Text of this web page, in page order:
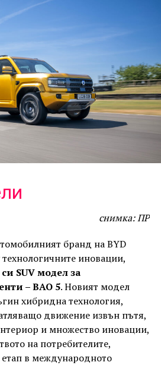
снимка: ПР
бранд на BYD
иновации,
SUV модел за
– BAO 5. Новият модел
хибридна технология,
движение извън пътя,
и множество иновации,
на потребителите,
в международното